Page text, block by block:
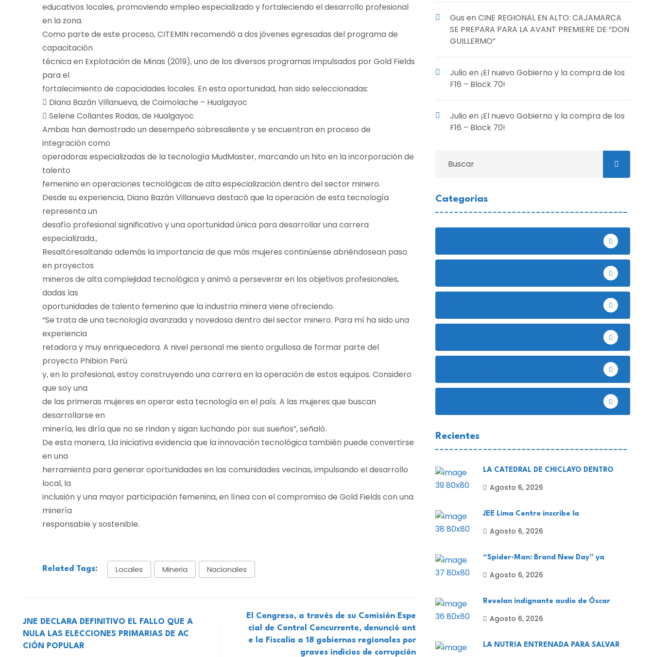
educativos locales, promoviendo empleo especializado y fortaleciendo el desarrollo profesional
en la zona.
Como parte de este proceso, CITEMIN recomendó a dos jóvenes egresadas del programa de
capacitación
técnica en Explotación de Minas (2019), uno de los diversos programas impulsados por Gold Fields
para el
fortalecimiento de capacidades locales. En esta oportunidad, han sido seleccionadas:
 Diana Bazán Villanueva, de Coimolache – Hualgayoc
 Selene Collantes Rodas, de Hualgayoc
Ambas han demostrado un desempeño sobresaliente y se encuentran en proceso de
integración como
operadoras especializadas de la tecnología MudMaster, marcando un hito en la incorporación de
talento
femenino en operaciones tecnológicas de alta especialización dentro del sector minero.
Desde su experiencia, Diana Bazán Villanueva destacó que la operación de esta tecnología
representa un
desafío profesional significativo y una oportunidad única para desarrollar una carrera
especializada.,
Resaltóresaltando además la importancia de que más mujeres continúense abriéndosean paso
en proyectos
mineros de alta complejidad tecnológica y animó a perseverar en los objetivos profesionales,
dadas las
oportunidades de talento femenino que la industria minera viene ofreciendo.
“Se trata de una tecnología avanzada y novedosa dentro del sector minero. Para mí ha sido una
experiencia
retadora y muy enriquecedora. A nivel personal me siento orgullosa de formar parte del
proyecto Phibion Perú
y, en lo profesional, estoy construyendo una carrera en la operación de estos equipos. Considero
que soy una
de las primeras mujeres en operar esta tecnología en el país. A las mujeres que buscan
desarrollarse en
minería, les diría que no se rindan y sigan luchando por sus sueños”, señaló.
De esta manera, Lla iniciativa evidencia que la innovación tecnológica también puede convertirse
en una
herramienta para generar oportunidades en las comunidades vecinas, impulsando el desarrollo
local, la
inclusión y una mayor participación femenina, en línea con el compromiso de Gold Fields con una
minería
responsable y sostenible.
Related Tags: Locales Mineria Nacionales
JNE DECLARA DEFINITIVO EL FALLO QUE A
NULA LAS ELECCIONES PRIMARIAS DE AC
CIÓN POPULAR
El Congreso, a través de su Comisión Espe
cial de Control Concurrente, denunció ant
e la Fiscalía a 18 gobiernos regionales por
graves indicios de corrupción
Gus enCINE REGIONAL EN ALTO: CAJAMARCA
SE PREPARA PARA LA AVANT PREMIERE DE “DON
GUILLERMO”
Julio en ¡El nuevo Gobierno y la compra de los
F16 – Block 70!
Julio en ¡El nuevo Gobierno y la compra de los
F16 – Block 70!
Categorias
Recientes
LA CATEDRAL DE CHICLAYO DENTRO
Agosto 6, 2026
JEE Lima Centro inscribe la
Agosto 6, 2026
“Spider-Man: Brand New Day” ya
Agosto 6, 2026
Revelan indignante audio de Óscar
Agosto 6, 2026
LA NUTRIA ENTRENADA PARA SALVAR